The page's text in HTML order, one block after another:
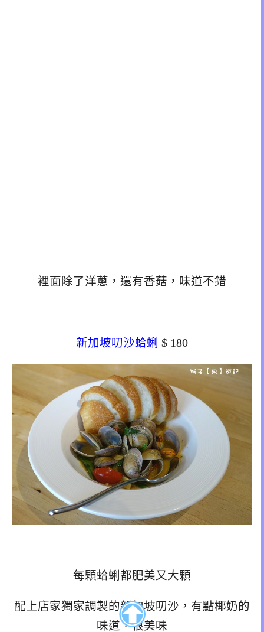
裡面除了洋蔥，還有香菇，味道不錯
新加坡叨沙蛤蜊 $ 180
每顆蛤蜊都肥美又大顆
配上店家獨家調製的新加坡叨沙，有點椰奶的
味道，很美味